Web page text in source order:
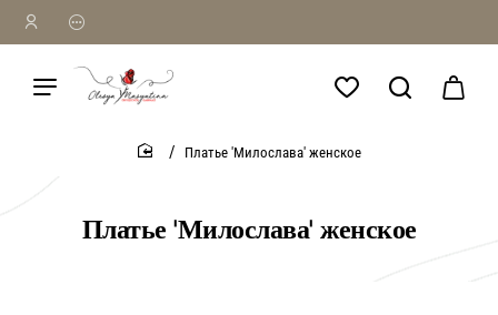
Платье 'Милослава' женское
Платье 'Милослава' женское